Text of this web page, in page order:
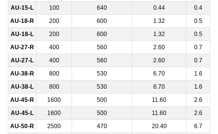
AU-15-L
100 640 0.44
0.4
AU-18-R
200 600 1.32
0.5
AU-18-L
200 600 1.32
0.5
AU-27-R
400 560 2.60
0.7
AU-27-L
400 560 2.60
0.7
AU-38-R
800 530 6.70
1.6
AU-38-L
800 530 6.70
1.6
AU-45-R
1600 500 11.60
2.6
AU-45-L
1600 500 11.60
2.6
AU-50-R
2500 470 20.40
6.7